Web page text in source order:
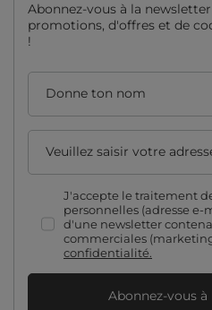
Abonnez-vous à la
promotions, d'offres et de
!
Donne ton nom
Veuillez saisir votre
J'accepte le traitement
personnelles (adresse e-
d'une newsletter
commerciales
confidentialité.
Abonnez-vous